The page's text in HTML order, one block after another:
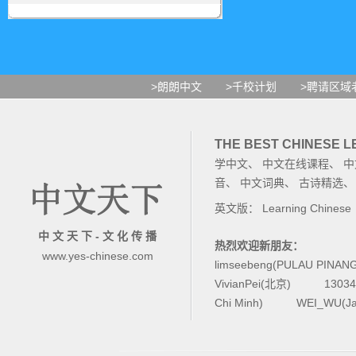
>朗朗中文 >千校计划 >聘请区域
中 文 天 下 - 文 化 传 播
www.yes-chinese.com
THE BEST CHINESE
学中文、 中文在线课程、
音、 中文词典、 古诗精选
英文版： Learning Chinese
热烈欢迎新朋友：
limseebeng(PULAU
VivianPei(北京)
Chi Minh)